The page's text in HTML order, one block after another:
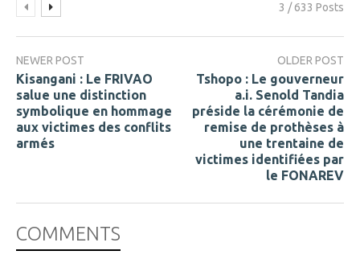
3 / 633 Posts
NEWER POST
Kisangani : Le FRIVAO
salue une distinction
symbolique en hommage
aux victimes des conflits
armés
OLDER POST
Tshopo : Le gouverneur
a.i. Senold Tandia
préside la cérémonie de
remise de prothèses à
une trentaine de
victimes identifiées par
le FONAREV
COMMENTS